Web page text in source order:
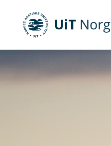
UiT Norges